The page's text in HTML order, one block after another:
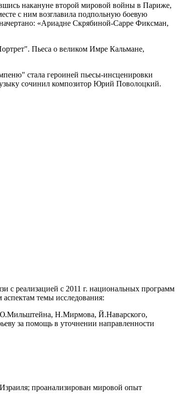
накануне второй мировой войны в Париже,
с ним возглавила подпольную боевую
«Ариадне Скрябиной-Сарре Фиксман,
Пьеса о великом Имре Кальмане,
стала героиней пьесы-инсценировки
сочинил композитор Юрий Поволоцкий.
с реализацией с 2011 г. национальных программ
темы исследования:
Н.Мирмова, Й.Наварского,
за помощь в уточнении направленности
проанализирован мировой опыт